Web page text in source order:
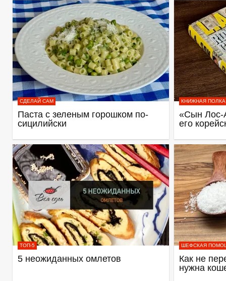
СДЕЛАЙ САМ
Паста с зеленым горошком по-
сицилийски
КНИЖНАЯ ПОЛКА
«Сын Лос-
его
ТОП-5
5 неожиданных омлетов
ШЕФСКАЯ
Как не
нужна